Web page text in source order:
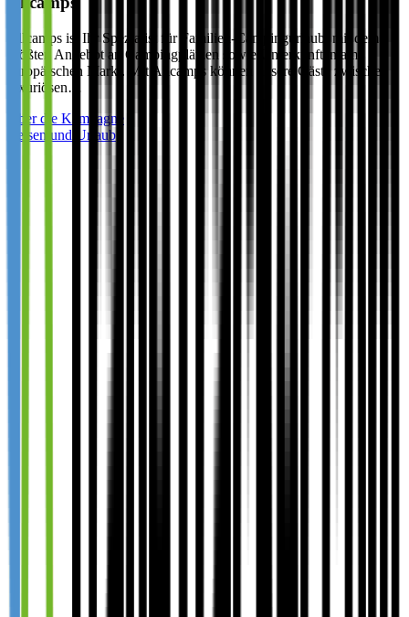
Allcamps ist Ihr Spezialist für Familien-Campingurlaub, mit dem
größten Angebot an Campingplätzen sowie Unterkünften am
europäischen Markt. Mit Allcamps können unsere Gäste zwischen
luxuriösen…
Über die Kampagne
Reisen und Urlaub